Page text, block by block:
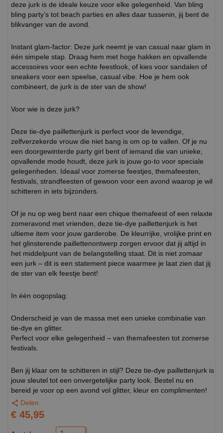
deze jurk is de ideale keuze voor elke gelegenheid. Van bling
bling party’s tot beach parties en alles daar tussenin, jij bent de
blikvanger van de avond.
Instant glam-factor: Deze jurk neemt je van casual naar glam in
één simpele stap. Draag hem met hoge hakken en opvallende
accessoires voor een echte feestlook, of kies voor sandalen of
sneakers voor een speelse, casual vibe. Hoe je hem ook
combineert, de jurk is de ster van de show!
Voor wie is deze jurk?
Deze tie-dye paillettenjurk is perfect voor de levendige,
zelfverzekerde vrouw die niet bang is om op te vallen. Of je nu
een doorgewinterde party girl bent of iemand die van unieke,
opvallende mode houdt, deze jurk is jouw go-to voor speciale
gelegenheden. Ideaal voor zomerse feestjes, themafeesten,
festivals, strandfeesten of gewoon voor een avond waarop je wil
schitteren in iets bijzonders.
Of je nu op weg bent naar een chique themafeest of een relaxte
zomeravond met vrienden, deze tie-dye paillettenjurk is het
ultieme item voor jouw garderobe. De kleurrijke, vrolijke print en
het glinsterende paillettenontwerp zorgen ervoor dat jij altijd in
het middelpunt van de belangstelling staat. Dit is niet zomaar
een jurk – dit is een statement piece waarmee je laat zien dat jij
de ster van elk feestje bent!
In één oogopslag:
Onderscheid je van de massa met een unieke combinatie van
tie-dye en glitter.
Perfect voor elke gelegenheid – van themafeesten tot zomerse
festivals.
Ben jij klaar om te schitteren in stijl? Deze tie-dye paillettenjurk is
jouw sleutel tot een onvergetelijke party look. Bestel nu en
bereid je voor op een avond vol glitter, kleur en complimenten!
Delen
€ 45,95